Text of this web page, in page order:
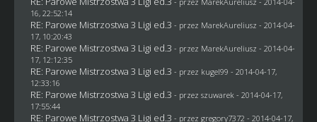
16, 22:52:14
RE: Parowe Mistrzostwa 3 Ligi ed.3 - przez MarekAureliusz - 2014-04-
17, 10:20:43
RE: Parowe Mistrzostwa 3 Ligi ed.3 - przez MarekAureliusz - 2014-04-
17, 12:12:35
RE: Parowe Mistrzostwa 3 Ligi ed.3 - przez kugel99 - 2014-04-17,
12:33:16
RE: Parowe Mistrzostwa 3 Ligi ed.3 - przez szuwarek - 2014-04-17,
17:55:44
RE: Parowe Mistrzostwa 3 Ligi ed.3 - przez gregory7372 - 2014-04-17,